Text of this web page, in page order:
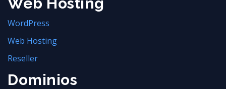
WordPress
Web Hosting
Reseller
Dominios